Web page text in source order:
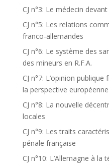
CJ n°3: Le médecin
CJ n°5: Les relations
franco-allemandes
CJ n°6: Le système des
des mineurs en R.F.A.
CJ n°7: L’opinion
la perspective européenne
CJ n°8: La nouvelle
locales
CJ n°9: Les traits
pénale française
CJ n°10: L’Allemagne à